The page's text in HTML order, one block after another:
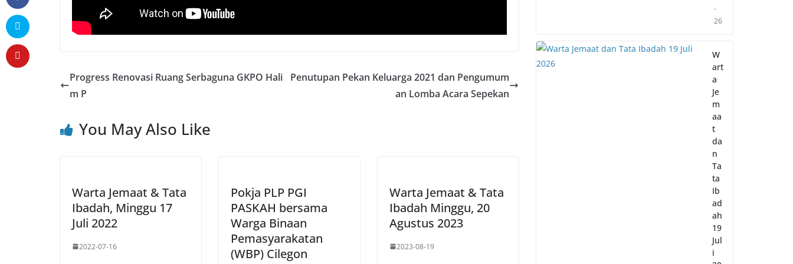
Progress Renovasi Ruang Serbaguna GKPO Hali
m P
Penutupan Pekan Keluarga 2021 dan Pengumum
an Lomba Acara Sepekan
You May Also Like
Warta Jemaat & Tata
Ibadah, Minggu 17
Juli 2022
2022-07-16
Pokja PLP PGI
PASKAH bersama
Warga Binaan
Pemasyarakatan
(WBP) Cilegon
Warta Jemaat & Tata
Ibadah Minggu, 20
Agustus 2023
2023-08-19
-
26
W
art
a
Je
m
aa
t
da
n
Ta
ta
Ib
ad
ah
19
Jul
i